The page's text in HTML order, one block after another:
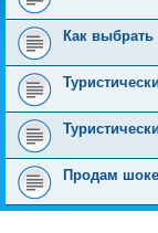
Как выбрать
Продам